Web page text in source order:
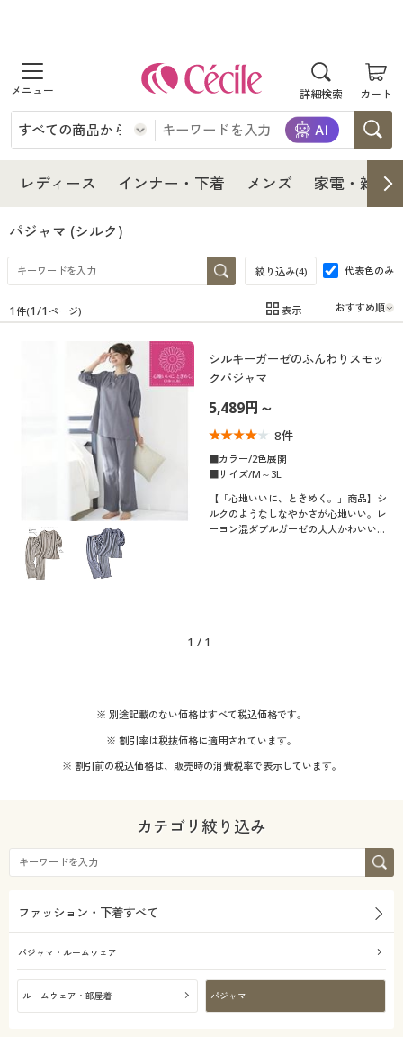
詳細検索 カート
商品を探す
レディース
レディースファッション
女性下着
インナー・下着
インナー・下着通販すべて
女性下着
メンズ下着
ジュニア・ティーンズ下着
メンズ
メンズ通販すべて
メンズファッション
メンズ下着
家電・雑貨
家電・雑貨すべて
キッチン・雑貨・日用品
寝具・インテリア・家具
寝具・インテリア・家具通販すべて
家具・収納
寝具・ベッド
カーテン・ラグ・ファブリック
美容・健康
美容・健康通販すべて
美容・健康・サプリメント
制服・スクール
制服・スクールすべて
制服・学生服
ジュニア・ティーンズ下着
大きいサイズ
大きいサイズ通販すべて
大きいサイズ レディース服
バーゲン
バーゲンセール
詳細検索
カタログ・チラシからのご注文
デジタルカタログ
会員メニュー
閲覧履歴
お気に入り
レディース インナー・下着 メンズ 家電・雑貨
パジャマ (シルク)
絞り込み(4) 代表色のみ
在庫 在庫のある商品のみ表示
(4〜4.9)
レディースサ
イズ
M
リボン
素材
コットン・綿100 フリース
ガーゼ
キルティング スウェット
ベロア
1 件(1/1 ページ) 表示
シルキーガーゼのふんわりスモッ
クパジャマ
5,489円～
8件
■カラー/2色展開
■サイズ/M～3L
【「心地いいに、ときめく。」商品】シ
ルクのようなしなやかさが心地いい。レ
ーヨン混ダブルガーゼの大人かわいいデ
1 / 1
※ 別途記載のない価格はすべて税込価格です。
※ 割引率は税抜価格に適用されています。
※ 割引前の税込価格は、販売時の消費税率で表示しています。
カテゴリ絞り込み
ファッション・下着すべて
パジャマ・ルームウェア
ルームウェア・部屋着 パジャマ